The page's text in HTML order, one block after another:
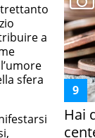
a
sfera
Hai